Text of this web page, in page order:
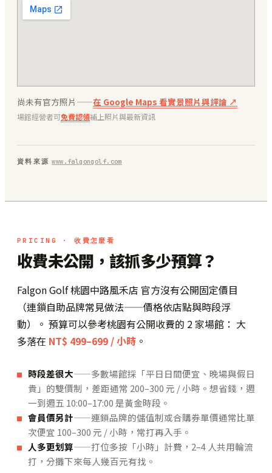
尚未有官方照片——在 Google Maps 看實景照片與評論 ↗
場館經營者可免費認領補上照片與最新資訊
資料來源 www.falgongolf.com
PRICING · 收費怎麼看
收費未公開，該抓多少預算？
Falgon Golf 桃園中路風禾店 官方沒有公開固定價目
（連鎖自助品牌常見做法——價格依店點與時段浮
動）。 預算可以參考桃園有公開收費的 2 家場館： 大
多落在 NT$ 499–699 / 小時 。
時段差很大——多數場館採「平日日間便宜、晚場與假日
貴」的雙價制，差距通常 200–300 元 / 小時。想省錢，週
一到週五 10:00–17:00 是黃金時段。
會員價另計——連鎖品牌的儲值制或合購券單價通常比單
次便宜 100–300 元 / 小時，常打再入手。
人多更划算——打位多按「小時」計費，2–4 人共用輪流
打，分攤下來每人幾百元有找。